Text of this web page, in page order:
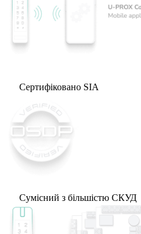
Сертифіковано SIA
Сумісний з більшістю СКУД